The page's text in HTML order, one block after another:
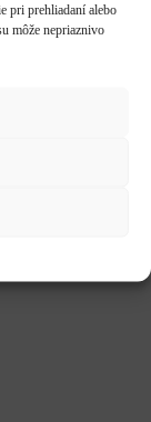
pri prehliadaní alebo
môže nepriaznivo
(JMB)